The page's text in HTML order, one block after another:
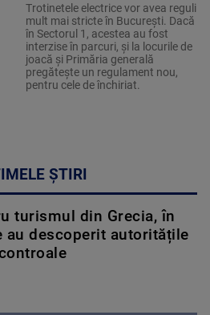
Trotinetele electrice vor avea reguli
mult mai stricte în București. Dacă
în Sectorul 1, acestea au fost
interzise în parcuri, și la locurile de
joacă și Primăria generală
pregătește un regulament nou,
pentru cele de închiriat.
ȘTIRI
turismul din Grecia, în
au descoperit autoritățile